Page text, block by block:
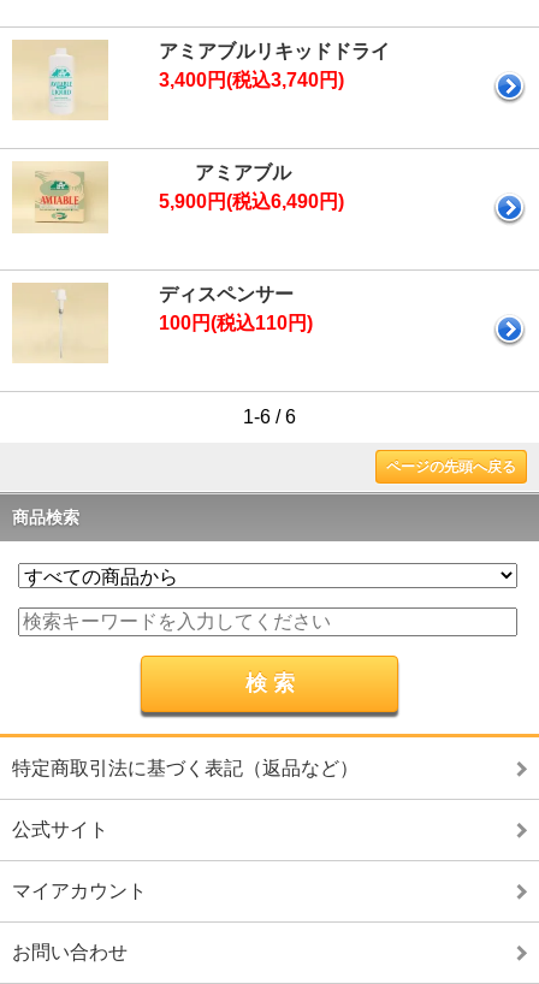
アミアブルリキッドドライ
3,400円(税込3,740円)
アミアブル
5,900円(税込6,490円)
ディスペンサー
100円(税込110円)
1-6 / 6
ページの先頭へ戻る
商品検索
特定商取引法に基づく表記（返品など）
公式サイト
マイアカウント
お問い合わせ